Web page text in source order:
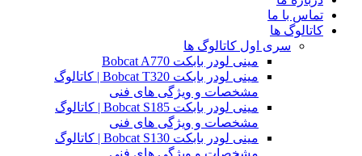
تماس با ما
کاتالوگ ها
سری اول کاتالوگ ها
مینی لودر بابکت Bobcat A770
مینی لودر بابکت Bobcat T320 | کاتالوگ
مشخصات و ویژگی های فنی
مینی لودر بابکت Bobcat S185 | کاتالوگ
مشخصات و ویژگی های فنی
مینی لودر بابکت Bobcat S130 | کاتالوگ
مشخصات و ویژگی های فنی